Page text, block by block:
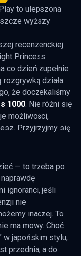
to ulepszona
wyższy
recenzenckiej
Princess.
co dzień zupełnie
rozgrywką działa
że doczekaliśmy
1000. Nie różni się
możliwości,
Przyjrzyjmy się
— to trzeba po
ignoranci, jeśli
nie
inaczej. To
ma mowy. Choć
w japońskim stylu,
przednia, a do